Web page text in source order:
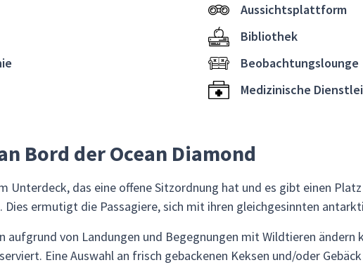
Aussichtsplattform
Bibliothek
Beobachtungslounge
Medizinische
Bord der Ocean Diamond
Unterdeck, das eine offene Sitzordnung hat und es gibt einen
Dies ermutigt die Passagiere, sich mit ihren gleichgesinnten
aufgrund von Landungen und Begegnungen mit Wildtieren ändern
Eine Auswahl an frisch gebackenen Keksen und/oder